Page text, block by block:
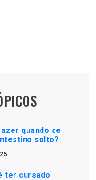
quando se
solto?
ter cursado